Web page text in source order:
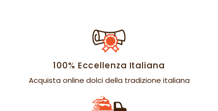
100% Eccellenza Italiana
Acquista online dolci della tradizione italiana